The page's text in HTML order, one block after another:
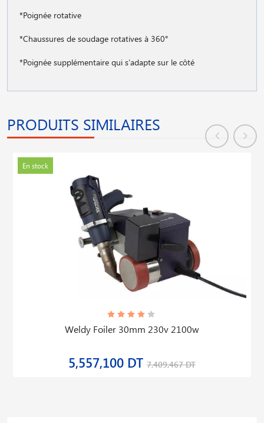
*Poignée rotative
*Chaussures de soudage rotatives à 360°
*Poignée supplémentaire qui s′adapte sur le côté
PRODUITS SIMILAIRES
En stock
Weldy Foiler 30mm 230v 2100w
5,557,100 DT 7,409,467 DT